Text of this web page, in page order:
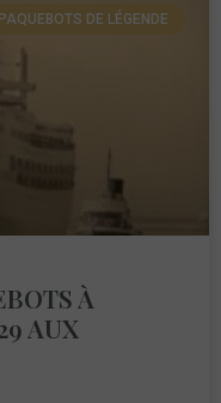
PAQUEBOTS DE LÉGENDE
À
AUX